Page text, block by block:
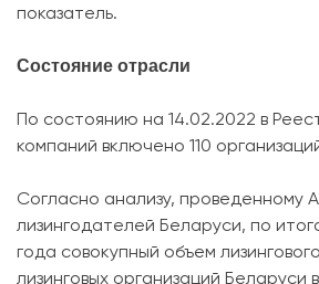
показатель.
Состояние отрасли
По состоянию на 14.02.2022 в
компаний включено 110
Согласно анализу, проведенному
лизингодателей Беларуси, по
года совокупный объем
лизинговых организаций Беларуси